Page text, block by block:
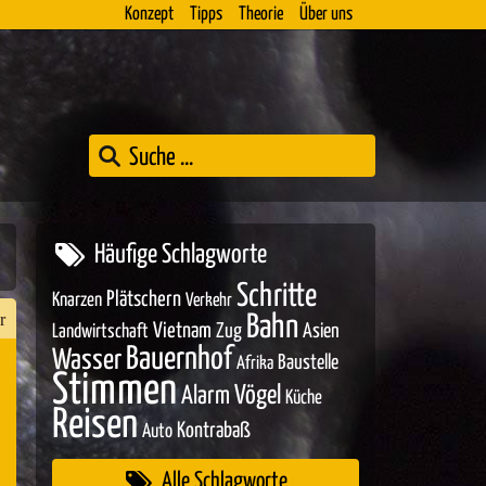
Konzept Tipps Theorie Über uns
Häufige Schlagworte
Knarzen Plätschern Verkehr Schritte
Landwirtschaft Vietnam Zug Bahn Asien
Wasser Bauernhof Afrika Baustelle
StimmenAlarm Vögel Küche
Reisen Auto Kontrabaß
Alle Schlagworte